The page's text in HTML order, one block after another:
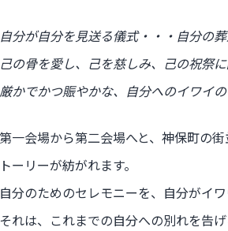
自分が自分を見送る儀式・・・自分の
己の骨を愛し、己を慈しみ、己の祝祭に
厳かでかつ賑やかな、自分へのイワイの
第一会場から第二会場へと、神保町の
トーリーが紡がれます。
自分のためのセレモニーを、自分がイワ
それは、これまでの自分への別れを告